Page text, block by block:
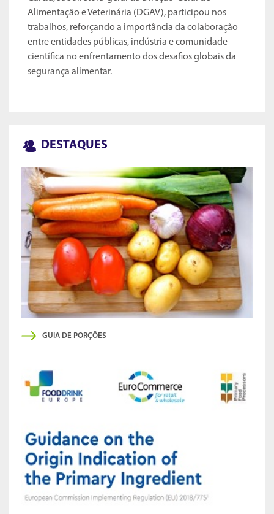
Alimentação e Veterinária (DGAV), participou nos
trabalhos, reforçando a importância da colaboração
entre entidades públicas, indústria e comunidade
científica no enfrentamento dos desafios globais da
segurança alimentar.
DESTAQUES
GUIA DE PORÇÕES